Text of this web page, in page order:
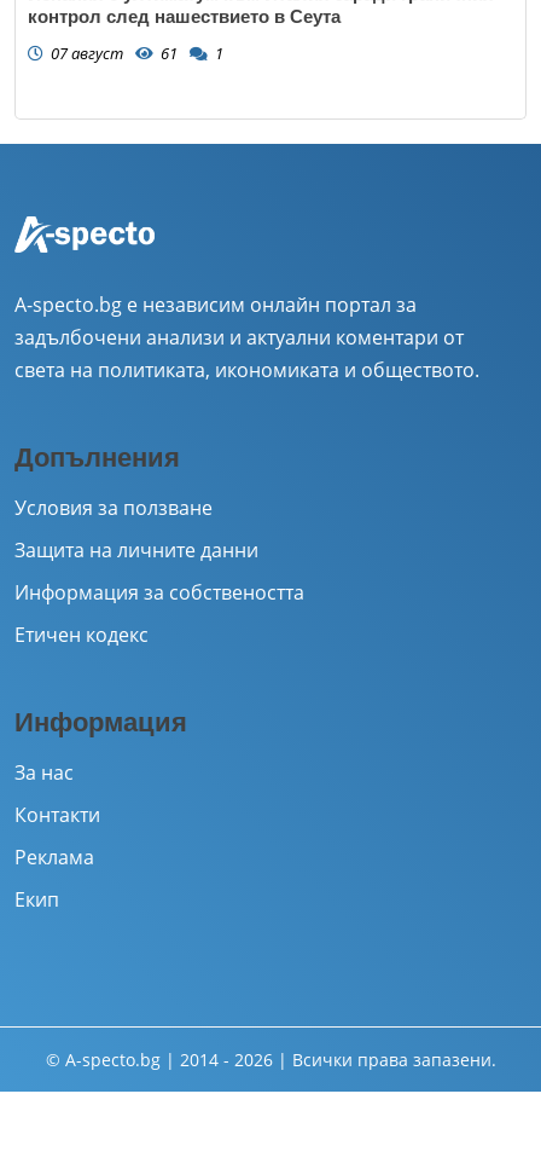
контрол след нашествието в Сеута
07 август 61 1
A-specto.bg е независим онлайн портал за
задълбочени анализи и актуални коментари от
света на политиката, икономиката и обществото.
Допълнения
Условия за ползване
Защита на личните данни
Информация за собствеността
Етичен кодекс
Информация
За нас
Контакти
Реклама
Екип
© A-specto.bg | 2014 - 2026 | Всички права запазени.